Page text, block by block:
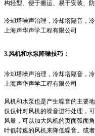
构轻型、便于搬运、易于安装、防
冷却塔噪声治理，冷却塔隔音，
上海声华声学工程有限公司
3.风机和水泵降噪技巧：
冷却塔噪声治理，冷却塔隔音，
上海声华声学工程有限公司
风机和水泵也是产生噪音的主要
仅仅针对风机的噪音进行处理，
风量，可以加大风机的页面弧面
叶低转速的风机来降低噪音。或